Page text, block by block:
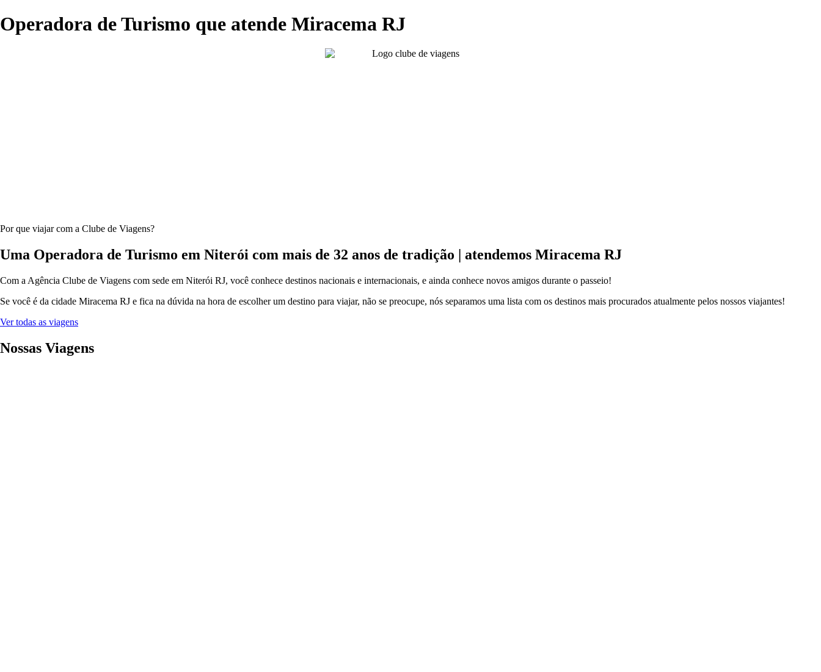
Operadora de Turismo que atende Miracema RJ
Por que viajar com a Clube de Viagens?
Uma Operadora de Turismo em Niterói com mais de 32 anos de tradição | atendemos Miracema RJ
Com a Agência Clube de Viagens com sede em Niterói RJ, você conhece destinos nacionais e internacionais, e ainda conhece novos amigos durante o passeio!
Se você é da cidade Miracema RJ e fica na dúvida na hora de escolher um destino para viajar, não se preocupe, nós separamos uma lista com os destinos mais procurados atualmente pelos nossos viajantes!
Ver todas as viagens
Nossas Viagens